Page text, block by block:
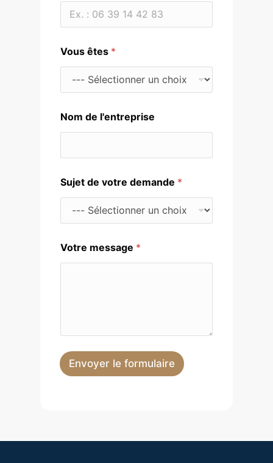
Vous êtes *
Nom de l'entreprise
E
-
l
N
u
Sujet de votre demande *
Votre message *
Envoyer le formulaire